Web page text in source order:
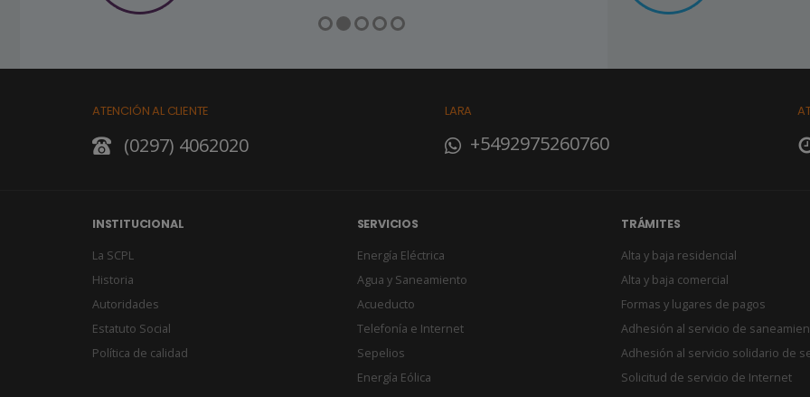
ATENCIÓN AL CLIENTE
(0297) 4062020
LARA
+5492975260760
INSTITUCIONAL
La SCPL
Historia
Autoridades
Estatuto Social
Política de calidad
SERVICIOS
Energía Eléctrica
Agua y Saneamiento
Acueducto
Telefonía e Internet
Sepelios
Energía Eólica
TRÁMITES
Alta y baja residencial
Alta y baja comercial
Formas y lugares de pagos
Adhesión al servicio de
Adhesión al servicio solidario de
Solicitud de servicio de Internet